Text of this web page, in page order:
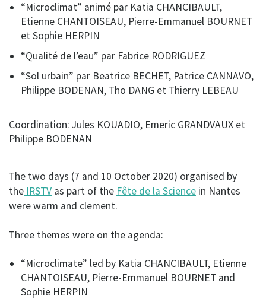
“Microclimat” animé par Katia CHANCIBAULT,
Etienne CHANTOISEAU, Pierre-Emmanuel BOURNET
et Sophie HERPIN
“Qualité de l’eau” par Fabrice RODRIGUEZ
“Sol urbain” par Beatrice BECHET, Patrice CANNAVO,
Philippe BODENAN, Tho DANG et Thierry LEBEAU
Coordination: Jules KOUADIO, Emeric GRANDVAUX et
Philippe BODENAN
The two days (7 and 10 October 2020) organised by
the IRSTV as part of the Fête de la Science in Nantes
were warm and clement.
Three themes were on the agenda:
“Microclimate” led by Katia CHANCIBAULT, Etienne
CHANTOISEAU, Pierre-Emmanuel BOURNET and
Sophie HERPIN